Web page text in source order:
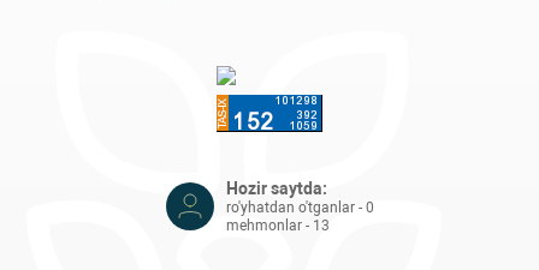
Hozir saytda:
ro'yhatdan o'tganlar - 0
mehmonlar - 13